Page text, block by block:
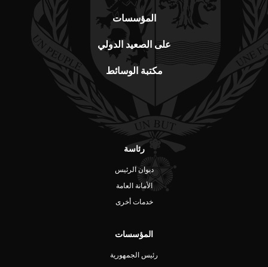
المؤسسات
على الصعيد الدولي
مكتبة الوسائط
رئاسة
ديوان الرئيس
الأمانة العامة
خدمات أخرى
المؤسسات
رئيس الجمهورية